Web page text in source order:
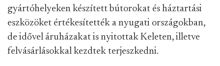
gyártóhelyeken készített bútorokat és háztartási
eszközöket értékesítették a nyugati országokban,
de idővel áruházakat is nyitottak Keleten, illetve
felvásárlásokkal kezdtek terjeszkedni.